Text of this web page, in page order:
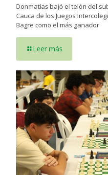
Donmatías bajó el telón del
Cauca de los Juegos
Bagre como el más ganador
Leer más